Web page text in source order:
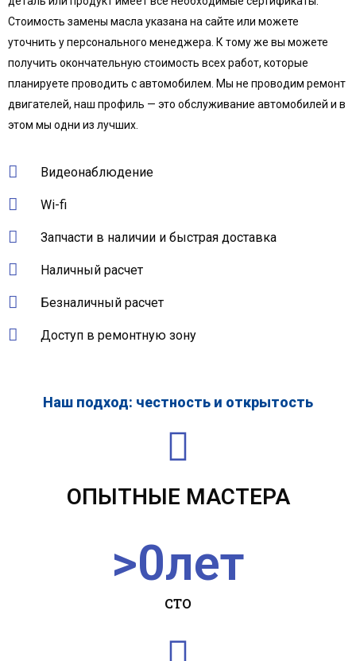
Стоимость замены масла указана на сайте или можете
уточнить у персонального менеджера. К тому же вы можете
получить окончательную стоимость всех работ, которые
планируете проводить с автомобилем. Мы не проводим ремонт
двигателей, наш профиль — это обслуживание автомобилей и в
этом мы одни из лучших.
Видеонаблюдение
Wi-fi
Запчасти в наличии и быстрая доставка
Наличный расчет
Безналичный расчет
Доступ в ремонтную зону
Наш подход: честность и открытость
ОПЫТНЫЕ МАСТЕРА
СТО
>0лет